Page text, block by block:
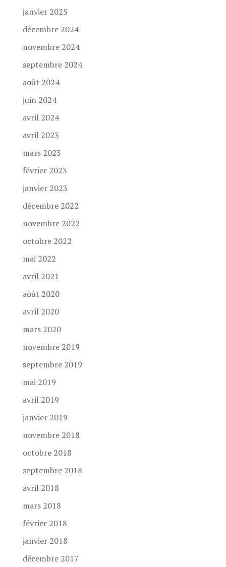
janvier 2025
décembre 2024
novembre 2024
septembre 2024
août 2024
juin 2024
avril 2024
avril 2023
mars 2023
février 2023
janvier 2023
décembre 2022
novembre 2022
octobre 2022
mai 2022
avril 2021
août 2020
avril 2020
mars 2020
novembre 2019
septembre 2019
mai 2019
avril 2019
janvier 2019
novembre 2018
octobre 2018
septembre 2018
avril 2018
mars 2018
février 2018
janvier 2018
décembre 2017